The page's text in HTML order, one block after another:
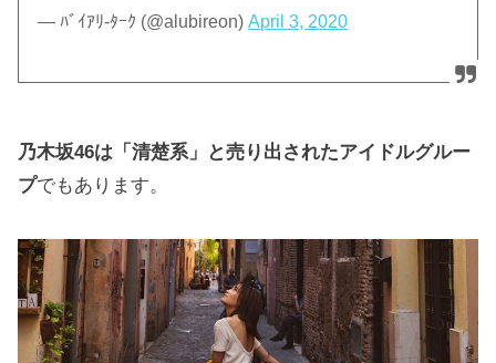
— ﾊﾞｲｱﾘ-ﾀｰｸ (@alubireon)April 3, 2020
乃木坂46は「清楚系」と売り出されたアイドルグルー
プでもあります。